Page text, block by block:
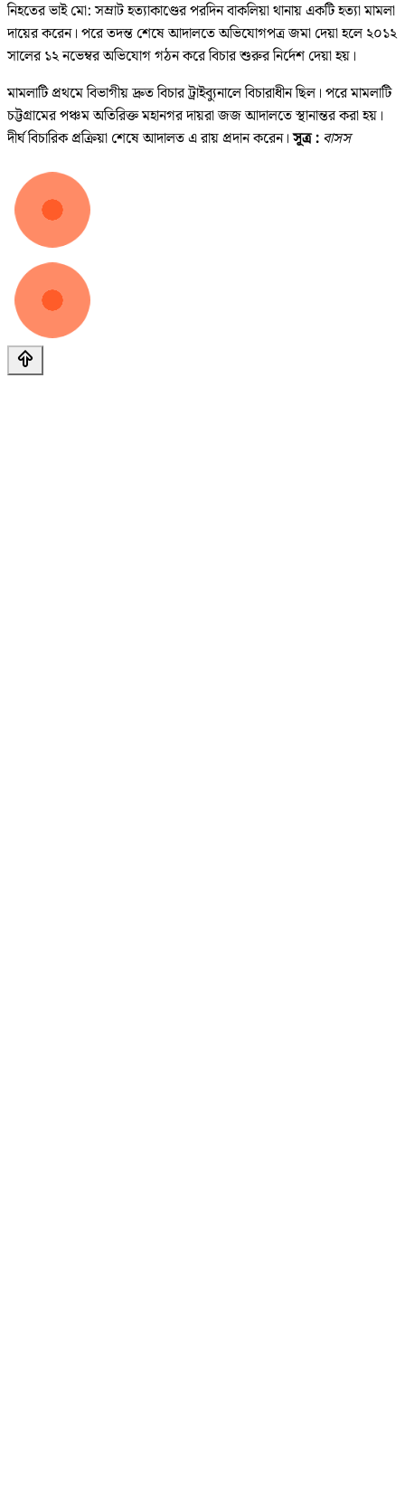
নিহতের ভাই মো: সম্রাট হত্যাকাণ্ডের পরদিন বাকলিয়া থানায় একটি হত্যা মামলা
দায়ের করেন। পরে তদন্ত শেষে আদালতে অভিযোগপত্র জমা দেয়া হলে ২০১২
সালের ১২ নভেম্বর অভিযোগ গঠন করে বিচার শুরুর নির্দেশ দেয়া হয়।
মামলাটি প্রথমে বিভাগীয় দ্রুত বিচার ট্রাইব্যুনালে বিচারাধীন ছিল। পরে মামলাটি
চট্টগ্রামের পঞ্চম অতিরিক্ত মহানগর দায়রা জজ আদালতে স্থানান্তর করা হয়।
দীর্ঘ বিচারিক প্রক্রিয়া শেষে আদালত এ রায় প্রদান করেন।সূত্র : বাসস